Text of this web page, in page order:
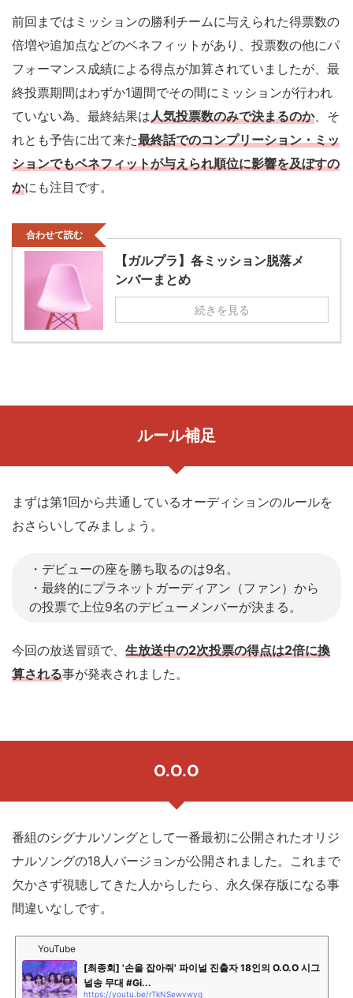
前回まではミッションの勝利チームに与えられた得票数の
倍増や追加点などのベネフィットがあり、投票数の他にパ
フォーマンス成績による得点が加算されていましたが、最
終投票期間はわずか1週間でその間にミッションが行われ
ていない為、最終結果は人気投票数のみで決まるのか、そ
れとも予告に出て来た最終話でのコンプリーション・ミッ
ションでもベネフィットが与えられ順位に影響を及ぼすの
かにも注目です。
合わせて読む
【ガルプラ】各ミッション脱落メ
ンバーまとめ
続きを見る
ルール補足
まずは第1回から共通しているオーディションのルールを
おさらいしてみましょう。
・デビューの座を勝ち取るのは9名。
・最終的にプラネットガーディアン（ファン）から
の投票で上位9名のデビューメンバーが決まる。
今回の放送冒頭で、 生放送中の2次投票の得点は2倍に換
算される事が発表されました。
O.O.O
番組のシグナルソングとして一番最初に公開されたオリジ
ナルソングの18人バージョンが公開されました。これまで
欠かさず視聴してきた人からしたら、永久保存版になる事
間違いなしです。
YouTube
[최종회] '손을 잡아줘' 파이널 진출자 18인의 O.O.O 시그
널송 무대 #Gi...
https://youtu.be/rTkNSewvwyg